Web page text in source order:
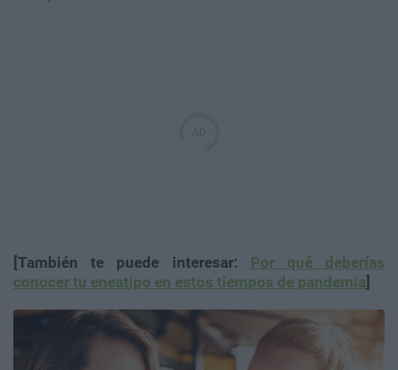
[También te puede interesar: Por qué deberías
conocer tu eneatipo en estos tiempos de pandemia]